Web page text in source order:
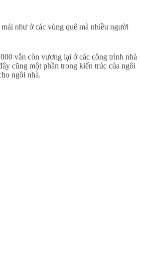
như ở các vùng quê mà nhiều người
vẫn còn vương lại ở các công trình nhà
cũng một phần trong kiến trúc của ngôi
ngôi nhà.